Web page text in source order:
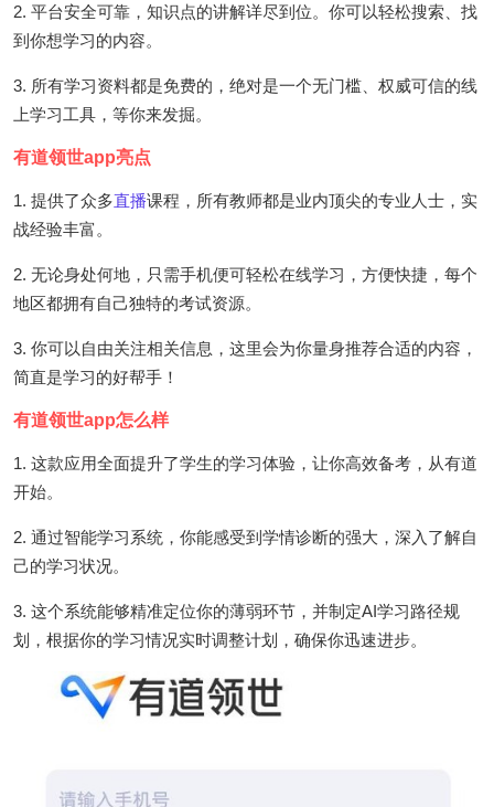
2. 平台安全可靠，知识点的讲解详尽到位。你可以轻松搜索、找
到你想学习的内容。
3. 所有学习资料都是免费的，绝对是一个无门槛、权威可信的线
上学习工具，等你来发掘。
有道领世app亮点
1. 提供了众多直播课程，所有教师都是业内顶尖的专业人士，实
战经验丰富。
2. 无论身处何地，只需手机便可轻松在线学习，方便快捷，每个
地区都拥有自己独特的考试资源。
3. 你可以自由关注相关信息，这里会为你量身推荐合适的内容，
简直是学习的好帮手！
有道领世app怎么样
1. 这款应用全面提升了学生的学习体验，让你高效备考，从有道
开始。
2. 通过智能学习系统，你能感受到学情诊断的强大，深入了解自
己的学习状况。
3. 这个系统能够精准定位你的薄弱环节，并制定AI学习路径规
划，根据你的学习情况实时调整计划，确保你迅速进步。